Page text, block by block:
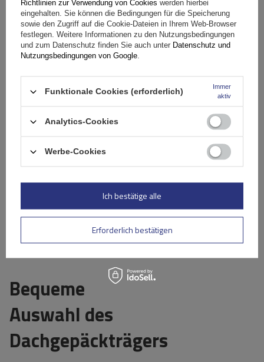
Nutzen Sie die
kostenlose Lieferung!
Kaufen Sie bei Inter Pack ein und profitieren Sie von
einer kostenlosen Lieferung zu Ihnen nach Hause bei
einem Bestellwert ab 299 EUR.
Schneller Versand
Breites Angebot an Dachgepäckträgern, Dachboxen und
Angebot ansehen
Bequeme
Auswahl des
Dachgepäckträgers
Richtlinien zur Verwendung von Cookies werden hierbei
eingehalten. Sie können die Bedingungen für die Speicherung
sowie den Zugriff auf die Cookie-Dateien in Ihrem Web-Browser
festlegen. Weitere Informationen zu den Nutzungsbedingungen
und zum Datenschutz finden Sie auch unter Datenschutz und
Nutzungsbedingungen von Google.
Funktionale Cookies (erforderlich)
Immer
aktiv
Analytics-Cookies
Werbe-Cookies
Erforderlich bestätigen
Ich bestätige alle